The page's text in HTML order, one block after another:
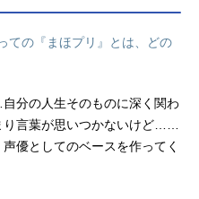
ての『まほプリ』とは、どの
分の人生そのものに深く関わ
り言葉が思いつかないけど……
優としてのベースを作ってく